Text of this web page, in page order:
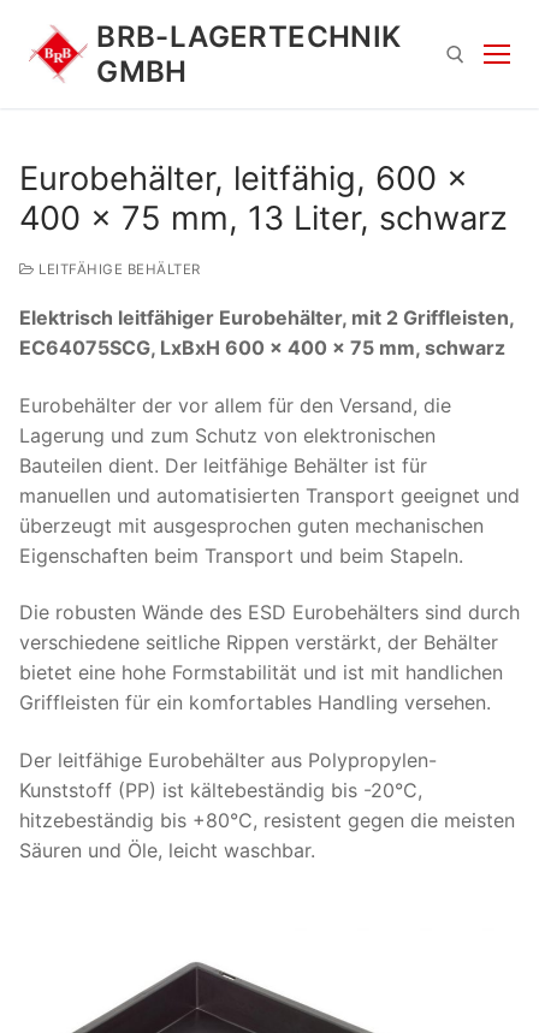
Inhalt
springen
BRB-LAGERTECHNIK
GMBH
nach:
Eurobehälter, leitfähig, 600 x
400 x 75 mm, 13 Liter, schwarz
LEITFÄHIGE BEHÄLTER
Elektrisch leitfähiger Eurobehälter, mit 2 Griffleisten,
EC64075SCG, LxBxH 600 x 400 x 75 mm, schwarz
Eurobehälter der vor allem für den Versand, die
Lagerung und zum Schutz von elektronischen
Bauteilen dient. Der leitfähige Behälter ist für
manuellen und automatisierten Transport geeignet und
überzeugt mit ausgesprochen guten mechanischen
Eigenschaften beim Transport und beim Stapeln.
Die robusten Wände des ESD Eurobehälters sind durch
verschiedene seitliche Rippen verstärkt, der Behälter
bietet eine hohe Formstabilität und ist mit handlichen
Griffleisten für ein komfortables Handling versehen.
Der leitfähige Eurobehälter aus Polypropylen-
Kunststoff (PP) ist kältebeständig bis -20°C,
hitzebeständig bis +80°C, resistent gegen die meisten
Säuren und Öle, leicht waschbar.